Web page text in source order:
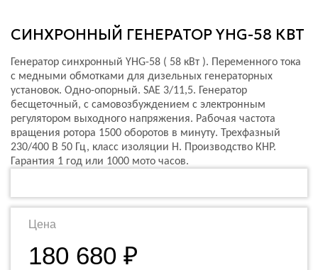
СИНХРОННЫЙ ГЕНЕРАТОР YHG-58 КВТ
Генератор синхронный YHG-58 ( 58 кВт ). Переменного тока
с медными обмотками для дизельных генераторных
установок. Одно-опорный. SAE 3/11,5. Генератор
бесщеточный, с самовозбуждением с электронным
регулятором выходного напряжения. Рабочая частота
вращения ротора 1500 оборотов в минуту. Трехфазный
230/400 В 50 Гц, класс изоляции H. Производство КНР.
Гарантия 1 год или 1000 мото часов.
Цена
180 680 ₽